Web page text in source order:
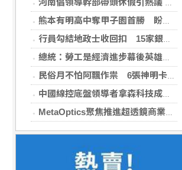
河南倡領導幹部帶頭休假引熱議 官方收回通知
熊本有明高中奪甲子園首勝 盼為震災故鄉送希望
行員勾結地政士收回扣 15家銀行60多人涉案
總統：勞工是經濟進步幕後英雄 盼支持政府政策
民俗月不怕阿飄作祟 6張神明卡護佑平安
中國線控底盤領導者拿森科技成功登陸香港交易所
MetaOptics聚焦推進超透鏡商業化 撤回納斯達克上市申請 並押後於美國作雙重上市之計劃